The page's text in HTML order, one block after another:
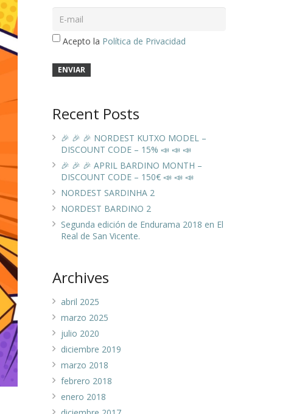
Acepto la Política de Privacidad
Recent Posts
🎉 🎉 🎉 NORDEST KUTXO MODEL –
DISCOUNT CODE – 15% 📣 📣 📣
🎉 🎉 🎉 APRIL BARDINO MONTH –
DISCOUNT CODE – 150€ 📣 📣 📣
NORDEST SARDINHA 2
NORDEST BARDINO 2
Segunda edición de Endurama 2018 en El
Real de San Vicente.
Archives
abril 2025
marzo 2025
julio 2020
diciembre 2019
marzo 2018
febrero 2018
enero 2018